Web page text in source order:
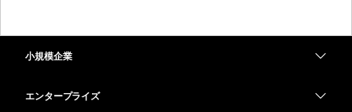
小規模企業
エンタープライズ